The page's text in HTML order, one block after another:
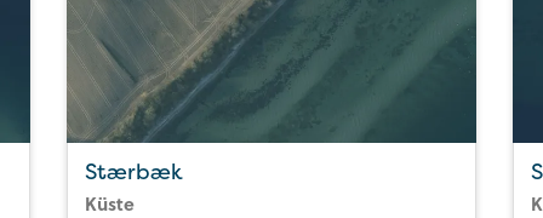
Stærbæk
Küste